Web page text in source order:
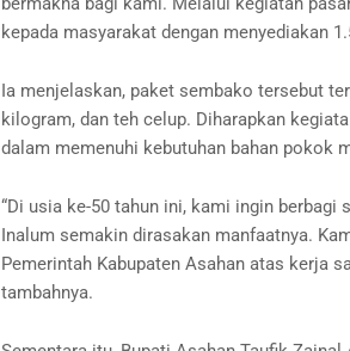
kepada masyarakat dengan menyediakan
Ia menjelaskan, paket sembako tersebut
kilogram, dan teh celup. Diharapkan
dalam memenuhi kebutuhan bahan pokok
“Di usia ke-50 tahun ini, kami ingin berbagi
Inalum semakin dirasakan manfaatnya.
Pemerintah Kabupaten Asahan atas kerja
tambahnya.